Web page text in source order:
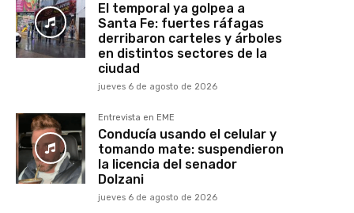
El temporal ya golpea a
Santa Fe: fuertes ráfagas
derribaron carteles y árboles
en distintos sectores de la
ciudad
jueves 6 de agosto de 2026
Entrevista en EME
Conducía usando el celular y
tomando mate: suspendieron
la licencia del senador
Dolzani
jueves 6 de agosto de 2026